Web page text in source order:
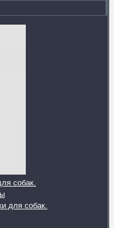
собак.
для собак.